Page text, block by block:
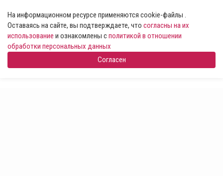
На информационном ресурсе применяются cookie-файлы .
Оставаясь на сайте, вы подтверждаете, что согласны на их
использование и ознакомлены сполитикой в отношении
обработки персональных данных
Согласен